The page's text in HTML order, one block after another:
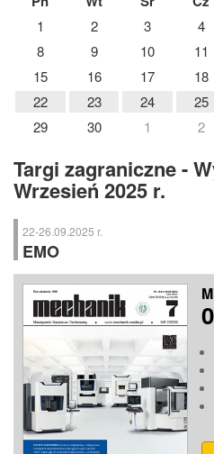
1 2 3 4
8
9 10 11
15
16 17 18
22
23 24 25
29
30 1 2
Targi zagraniczne -
Wrzesień 2025 r.
22-26.09.2025 r.
EMO
EMO– Międzynarodowe Targi